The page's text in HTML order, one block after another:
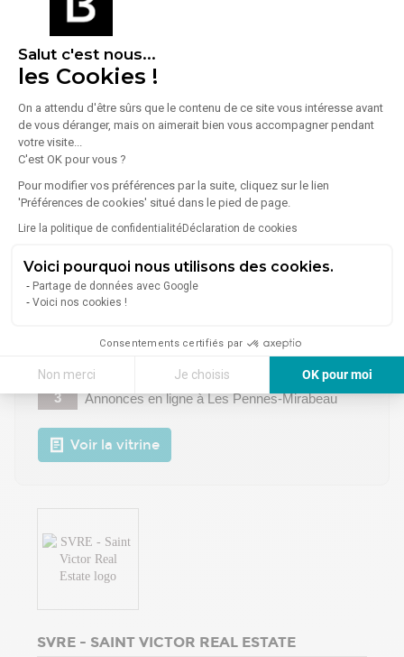
Salut c'est nous...
les Cookies !
On a attendu d'être sûrs que le contenu de ce site vous intéresse avant
de vous déranger, mais on aimerait bien vous accompagner pendant
votre visite...
C'est OK pour vous ?
Pour modifier vos préférences par la suite, cliquez sur le lien
'Préférences de cookies' situé dans le pied de page.
Lire la politique de confidentialitéDéclaration de cookies
Voici pourquoi nous utilisons des cookies.
Partage de données avec Google
Voici nos cookies !
Consentements certifiés par
Non merci Je choisis
OK pour moi
Axeptio consent
Plateforme de Gestion du Consentement : Personnalisez vos Options
Notre plateforme vous permet d'adapter et de gérer vos paramètres
ILYADE
Entrepôts
4 Annonces en ligneà Les Pennes-Mirabeau
Voir la vitrine
RED GROUPE
2 Rond Point Du Canet - 13590 Meyreuil
3 Annonces en ligneà Les Pennes-Mirabeau
Voir la vitrine
SVRE - SAINT VICTOR REAL ESTATE